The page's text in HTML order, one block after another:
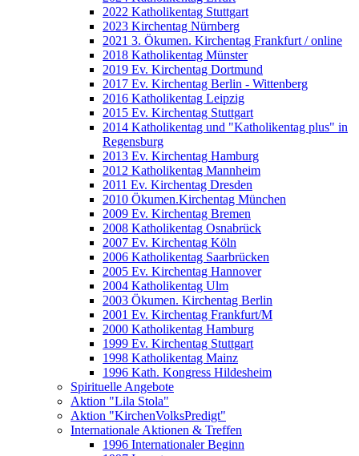
2022 Katholikentag Stuttgart
2023 Kirchentag Nürnberg
2021 3. Ökumen. Kirchentag Frankfurt / online
2018 Katholikentag Münster
2019 Ev. Kirchentag Dortmund
2017 Ev. Kirchentag Berlin - Wittenberg
2016 Katholikentag Leipzig
2015 Ev. Kirchentag Stuttgart
2014 Katholikentag und "Katholikentag plus" in
Regensburg
2013 Ev. Kirchentag Hamburg
2012 Katholikentag Mannheim
2011 Ev. Kirchentag Dresden
2010 Ökumen.Kirchentag München
2009 Ev. Kirchentag Bremen
2008 Katholikentag Osnabrück
2007 Ev. Kirchentag Köln
2006 Katholikentag Saarbrücken
2005 Ev. Kirchentag Hannover
2004 Katholikentag Ulm
2003 Ökumen. Kirchentag Berlin
2001 Ev. Kirchentag Frankfurt/M
2000 Katholikentag Hamburg
1999 Ev. Kirchentag Stuttgart
1998 Katholikentag Mainz
1996 Kath. Kongress Hildesheim
Spirituelle Angebote
Aktion "Lila Stola"
Aktion "KirchenVolksPredigt"
Internationale Aktionen & Treffen
1996 Internationaler Beginn